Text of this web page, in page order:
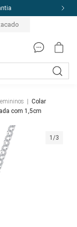
Colar
com 1,5cm
1/3